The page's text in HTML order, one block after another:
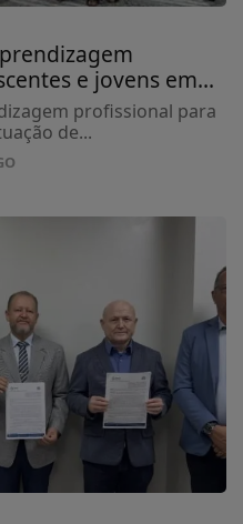
e jovens em...
profissional para
de...